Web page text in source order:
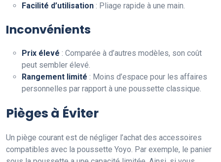
Facilité d’utilisation : Pliage rapide à une main.
Inconvénients
Prix élevé : Comparée à d’autres modèles, son coût
peut sembler élevé.
Rangement limité : Moins d’espace pour les affaires
personnelles par rapport à une poussette classique.
Pièges à Éviter
Un piège courant est de négliger l’achat des accessoires
compatibles avec la poussette Yoyo. Par exemple, le panier